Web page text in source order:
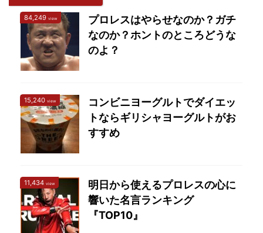
す。 というわけで、筆者
の独断と偏見で選んだ感
動した名言をTOP10を発
表します。 心に響いたプ
ロレスラ―の名言ランキ
ってると思うなら、それ
はもうすでに死んでいる
ということだ。」カー
ル・ゴッチ 言わずと知れ
た「プロレスの神様 ...
84,249 view
プロレスはやらせなのか？ガチ
なのか？ホントのところどうな
のよ？
15,240 view
コンビニヨーグルトでダイエッ
トならギリシャヨーグルトがお
すすめ
11,434 view
明日から使えるプロレスの心に
響いた名言ランキング
『TOP10』